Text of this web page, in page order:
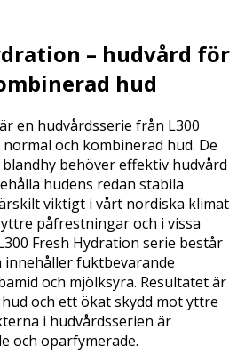
– hudvård för
hud
en hudvårdsserie från L300
och kombinerad hud. De
behöver effektiv hudvård
hudens redan stabila
viktigt i vårt nordiska klimat
påfrestningar och i vissa
Fresh Hydration serie består
innehåller fuktbevarande
och mjölksyra. Resultatet är
och ett ökat skydd mot yttre
i hudvårdsserien är
och oparfymerade.